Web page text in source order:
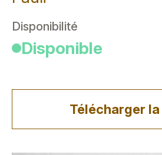
Disponibilité
Disponible
Télécharger